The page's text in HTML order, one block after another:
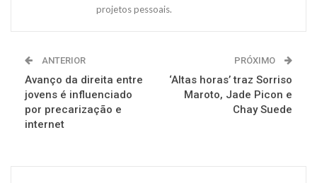
projetos pessoais.
ANTERIOR
Avanço da direita entre
jovens é influenciado
por precarização e
internet
PRÓXIMO
‘Altas horas’ traz Sorriso
Maroto, Jade Picon e
Chay Suede